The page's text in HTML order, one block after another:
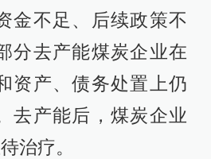
金不足、后续政策不
分去产能煤炭企业在
资产、债务处置上仍
去产能后，煤炭企业
治疗。